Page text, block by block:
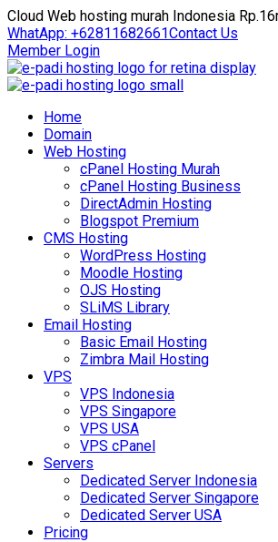
Cloud Web hosting murah Indonesia
WhatApp: +62811682661Contact Us
Member Login
Home
Domain
Web Hosting
cPanel Hosting Murah
cPanel Hosting Business
DirectAdmin Hosting
Blogspot Premium
CMS Hosting
WordPress Hosting
Moodle Hosting
OJS Hosting
SLiMS Library
Email Hosting
Basic Email Hosting
Zimbra Mail Hosting
VPS
VPS Indonesia
VPS Singapore
VPS USA
VPS cPanel
Servers
Dedicated Server Indonesia
Dedicated Server Singapore
Dedicated Server USA
Pricing